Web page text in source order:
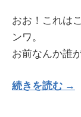
おお！これは
ンワ。
お前なんか誰
続きを読む →